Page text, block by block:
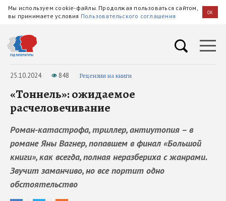
Мы используем cookie-файлы. Продолжая пользоваться сайтом,
вы принимаете условия Пользовательского соглашения OK
25.10.2024 848 Рецензии на книги
«Тоннель»: ожидаемое
расчеловечивание
Роман-катастрофа, триллер, антиутопия – в
романе Яны Вагнер, попавшем в финал «Большой
книги», как всегда, полная неразбериха с жанрами.
Звучит заманчиво, но все портит одно
обстоятельство